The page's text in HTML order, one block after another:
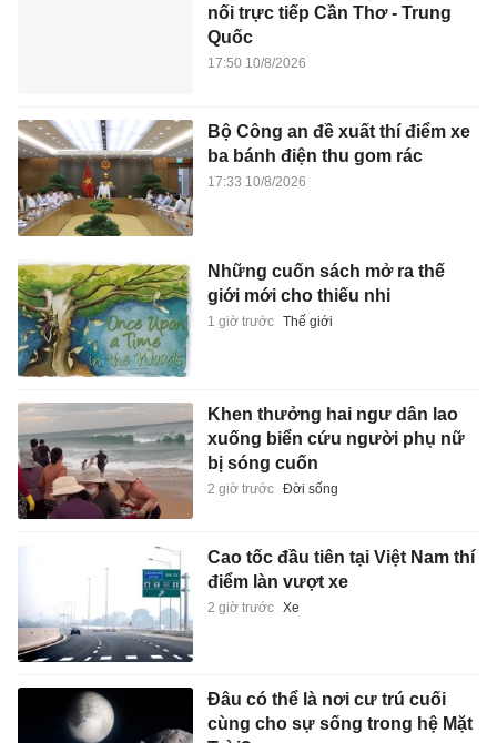
nối trực tiếp Cần Thơ - Trung
Quốc
17:50 10/8/2026
Bộ Công an đề xuất thí điểm xe
ba bánh điện thu gom rác
17:33 10/8/2026
Những cuốn sách mở ra thế
giới mới cho thiếu nhi
1 giờ trước Thế giới
Khen thưởng hai ngư dân lao
xuống biển cứu người phụ nữ
bị sóng cuốn
2 giờ trước Đời sống
Cao tốc đầu tiên tại Việt Nam thí
điểm làn vượt xe
2 giờ trước Xe
Đâu có thể là nơi cư trú cuối
cùng cho sự sống trong hệ Mặt